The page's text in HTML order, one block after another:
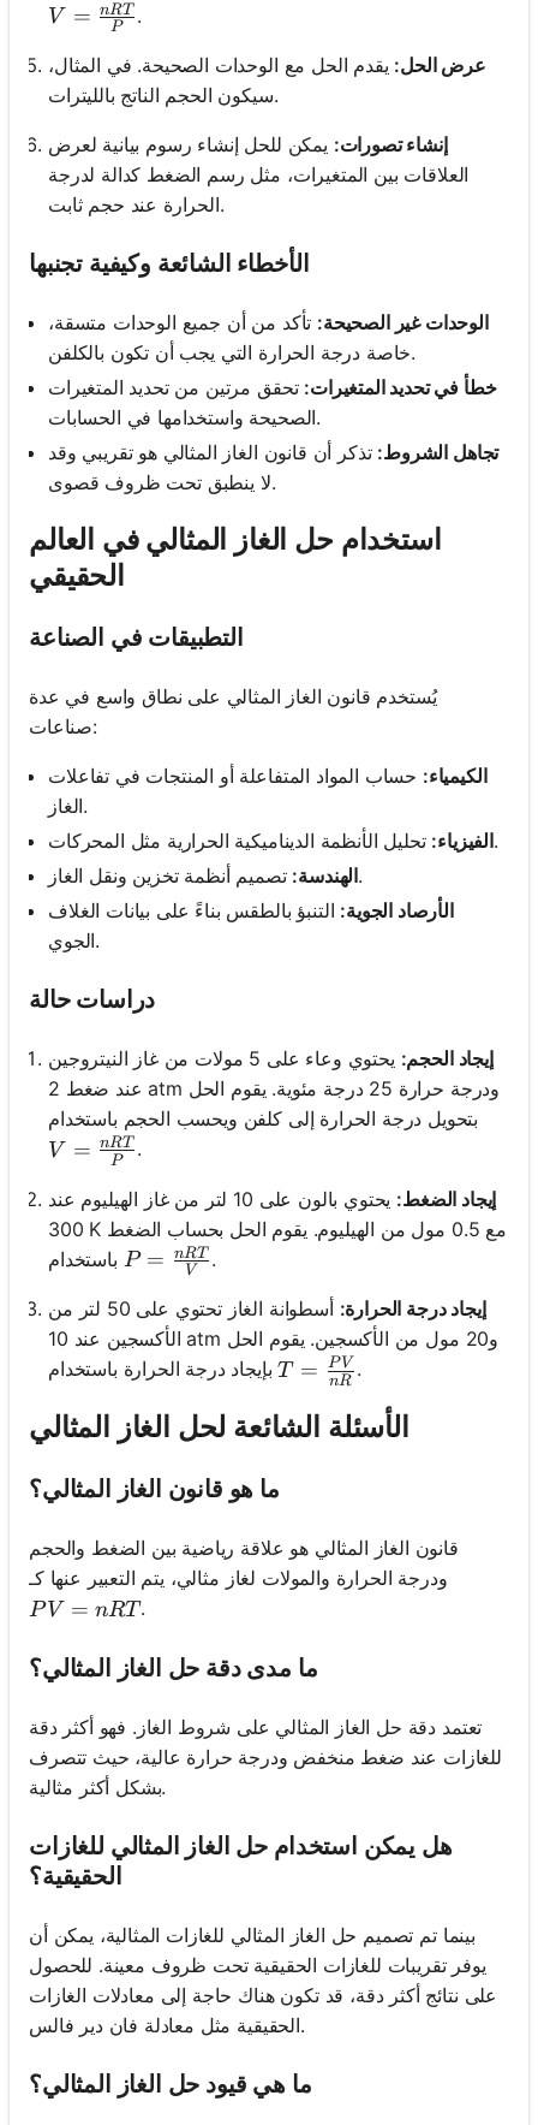
V = \frac{nRT}{P}
V = P
nRT .
عرض الحل: يقدم الحل مع الوحدات الصحيحة. في المثال،
سيكون الحجم الناتج بالليترات.
إنشاء تصورات: يمكن للحل إنشاء رسوم بيانية لعرض
العلاقات بين المتغيرات، مثل رسم الضغط كدالة لدرجة
الحرارة عند حجم ثابت.
الأخطاء الشائعة وكيفية تجنبها
الوحدات غير الصحيحة: تأكد من أن جميع الوحدات متسقة،
خاصة درجة الحرارة التي يجب أن تكون بالكلفن.
خطأ في تحديد المتغيرات: تحقق مرتين من تحديد المتغيرات
الصحيحة واستخدامها في الحسابات.
تجاهل الشروط: تذكر أن قانون الغاز المثالي هو تقريبي وقد
لا ينطبق تحت ظروف قصوى.
استخدام حل الغاز المثالي في العالم
الحقيقي
التطبيقات في الصناعة
يُستخدم قانون الغاز المثالي على نطاق واسع في عدة
صناعات:
الكيمياء: حساب المواد المتفاعلة أو المنتجات في تفاعلات
الغاز.
الفيزياء:تحليل الأنظمة الديناميكية الحرارية مثل المحركات.
الهندسة:تصميم أنظمة تخزين ونقل الغاز.
الأرصاد الجوية: التنبؤ بالطقس بناءً على بيانات الغلاف
الجوي.
دراسات حالة
إيجاد الحجم:
يحتوي وعاء على 5 مولات من غاز النيتروجين
عند ضغط 2 atm ودرجة حرارة 25 درجة مئوية. يقوم الحل
بتحويل درجة الحرارة إلى كلفن ويحسب الحجم باستخدام
V = \frac{nRT}{P}
V = P
nRT .
إيجاد الضغط:
يحتوي بالون على 10 لتر من غاز الهيليوم عند
300 K مع 0.5 مول من الهيليوم. يقوم الحل بحساب الضغط
P = \frac{nRT}{V}
P = V
nRT .
إيجاد درجة الحرارة:
أسطوانة الغاز تحتوي على 50 لتر من
الأكسجين عند 10 atm و20 مول من الأكسجين. يقوم الحل
بإيجاد درجة الحرارة باستخدامT = \frac{PV}{nR}
T = nR
PV .
الأسئلة الشائعة لحل الغاز المثالي
ما هو قانون الغاز المثالي؟
قانون الغاز المثالي هو علاقة رياضية بين الضغط والحجم
ودرجة الحرارة والمولات لغاز مثالي، يتم التعبير عنها كـ
PV = nRT
PV = nRT .
ما مدى دقة حل الغاز المثالي؟
تعتمد دقة حل الغاز المثالي على شروط الغاز. فهو أكثر دقة
للغازات عند ضغط منخفض ودرجة حرارة عالية، حيث تتصرف
بشكل أكثر مثالية.
هل يمكن استخدام حل الغاز المثالي للغازات
الحقيقية؟
بينما تم تصميم حل الغاز المثالي للغازات المثالية، يمكن أن
يوفر تقريبات للغازات الحقيقية تحت ظروف معينة. للحصول
على نتائج أكثر دقة، قد تكون هناك حاجة إلى معادلات الغازات
الحقيقية مثل معادلة فان دير فالس.
ما هي قيود حل الغاز المثالي؟